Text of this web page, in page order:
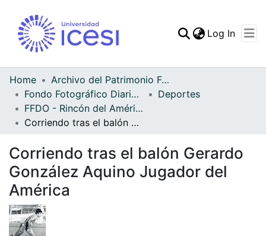
Statistics
Log In
Home
Archivo del Patrimonio Fotográfico y Fílmico del Valle del Cauca
Fondo Fotográfico Diario Occidente
Deportes
FFDO - Rincón del América - Patrimonial
Corriendo tras el balón Gerardo González Aquino Jugador del América
Corriendo tras el balón Gerardo
González Aquino Jugador del
América